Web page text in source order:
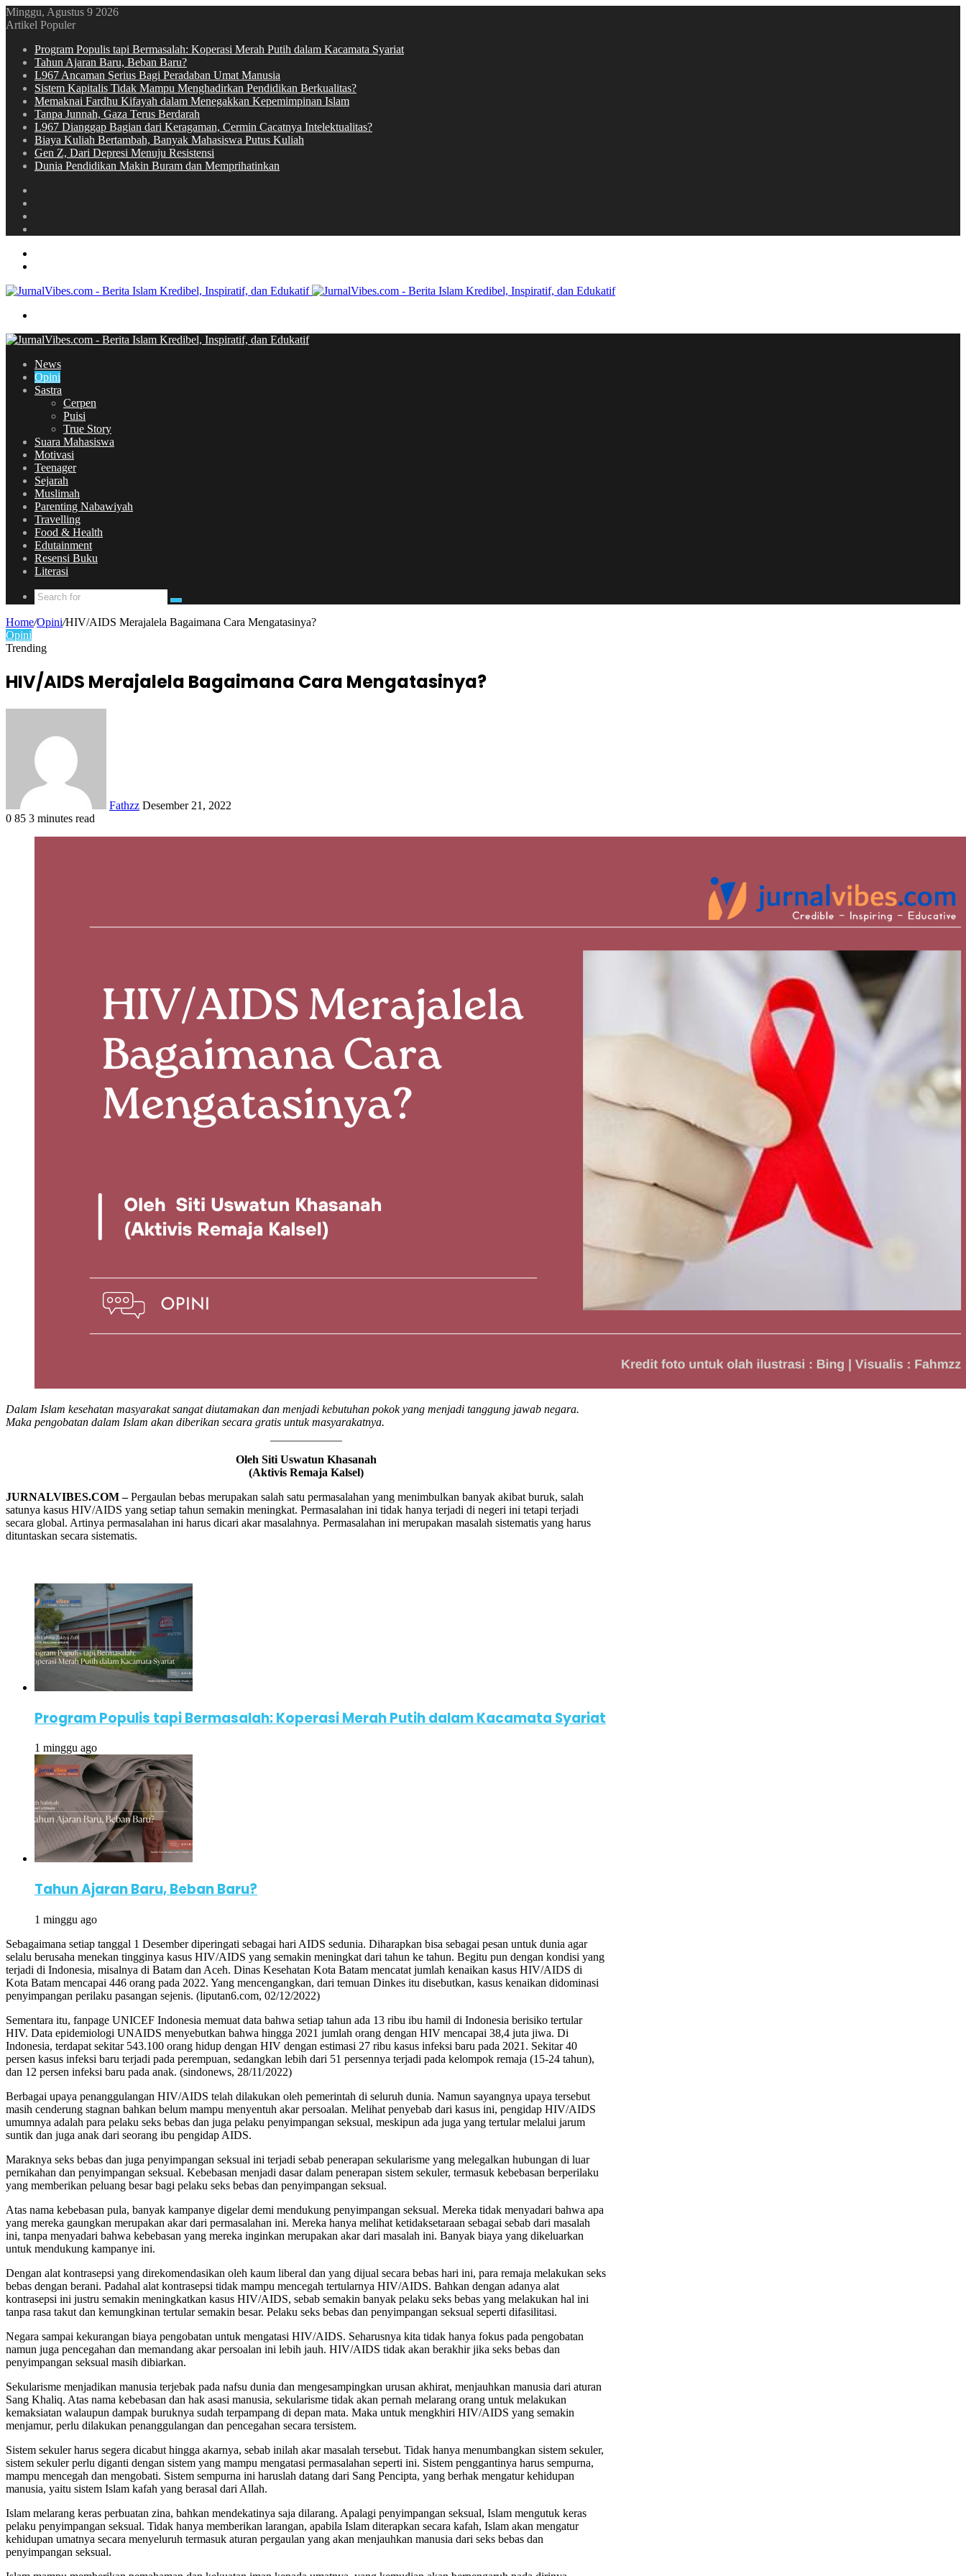
Minggu, Agustus 9 2026
Artikel Populer
Program Populis tapi Bermasalah: Koperasi Merah Putih dalam Kacamata Syariat
Tahun Ajaran Baru, Beban Baru?
L967 Ancaman Serius Bagi Peradaban Umat Manusia
Sistem Kapitalis Tidak Mampu Menghadirkan Pendidikan Berkualitas?
Memaknai Fardhu Kifayah dalam Menegakkan Kepemimpinan Islam
Tanpa Junnah, Gaza Terus Berdarah
L967 Dianggap Bagian dari Keragaman, Cermin Cacatnya Intelektualitas?
Biaya Kuliah Bertambah, Banyak Mahasiswa Putus Kuliah
Gen Z, Dari Depresi Menuju Resistensi
Dunia Pendidikan Makin Buram dan Memprihatinkan
News
Opini
Sastra
Cerpen
Puisi
True Story
Suara Mahasiswa
Motivasi
Teenager
Sejarah
Muslimah
Parenting Nabawiyah
Travelling
Food & Health
Edutainment
Resensi Buku
Literasi
Search
for
Home/Opini/HIV/AIDS Merajalela Bagaimana Cara Mengatasinya?
Opini
Trending
HIV/AIDS Merajalela Bagaimana Cara Mengatasinya?
Fathzz Desember 21, 2022
0 85 3 minutes read
Dalam Islam kesehatan masyarakat sangat diutamakan dan menjadi kebutuhan pokok yang menjadi tanggung jawab negara.
Maka pengobatan dalam Islam akan diberikan secara gratis untuk masyarakatnya.
Oleh Siti Uswatun Khasanah
(Aktivis Remaja Kalsel)
JURNALVIBES.COM –Pergaulan bebas merupakan salah satu permasalahan yang menimbulkan banyak akibat buruk, salah
satunya kasus HIV/AIDS yang setiap tahun semakin meningkat. Permasalahan ini tidak hanya terjadi di negeri ini tetapi terjadi
secara global. Artinya permasalahan ini harus dicari akar masalahnya. Permasalahan ini merupakan masalah sistematis yang harus
dituntaskan secara sistematis.
Program Populis tapi Bermasalah: Koperasi Merah Putih dalam Kacamata Syariat
1 minggu ago
Tahun Ajaran Baru, Beban Baru?
1 minggu ago
Sebagaimana setiap tanggal 1 Desember diperingati sebagai hari AIDS sedunia. Diharapkan bisa sebagai pesan untuk dunia agar
selalu berusaha menekan tingginya kasus HIV/AIDS yang semakin meningkat dari tahun ke tahun. Begitu pun dengan kondisi yang
terjadi di Indonesia, misalnya di Batam dan Aceh. Dinas Kesehatan Kota Batam mencatat jumlah kenaikan kasus HIV/AIDS di
Kota Batam mencapai 446 orang pada 2022. Yang mencengangkan, dari temuan Dinkes itu disebutkan, kasus kenaikan didominasi
penyimpangan perilaku pasangan sejenis. (liputan6.com, 02/12/2022)
Sementara itu, fanpage UNICEF Indonesia memuat data bahwa setiap tahun ada 13 ribu ibu hamil di Indonesia berisiko tertular
HIV. Data epidemiologi UNAIDS menyebutkan bahwa hingga 2021 jumlah orang dengan HIV mencapai 38,4 juta jiwa. Di
Indonesia, terdapat sekitar 543.100 orang hidup dengan HIV dengan estimasi 27 ribu kasus infeksi baru pada 2021. Sekitar 40
persen kasus infeksi baru terjadi pada perempuan, sedangkan lebih dari 51 persennya terjadi pada kelompok remaja (15-24 tahun),
dan 12 persen infeksi baru pada anak. (sindonews, 28/11/2022)
Berbagai upaya penanggulangan HIV/AIDS telah dilakukan oleh pemerintah di seluruh dunia. Namun sayangnya upaya tersebut
masih cenderung stagnan bahkan belum mampu menyentuh akar persoalan. Melihat penyebab dari kasus ini, pengidap HIV/AIDS
umumnya adalah para pelaku seks bebas dan juga pelaku penyimpangan seksual, meskipun ada juga yang tertular melalui jarum
suntik dan juga anak dari seorang ibu pengidap AIDS.
Maraknya seks bebas dan juga penyimpangan seksual ini terjadi sebab penerapan sekularisme yang melegalkan hubungan di luar
pernikahan dan penyimpangan seksual. Kebebasan menjadi dasar dalam penerapan sistem sekuler, termasuk kebebasan berperilaku
yang memberikan peluang besar bagi pelaku seks bebas dan penyimpangan seksual.
Atas nama kebebasan pula, banyak kampanye digelar demi mendukung penyimpangan seksual. Mereka tidak menyadari bahwa apa
yang mereka gaungkan merupakan akar dari permasalahan ini. Mereka hanya melihat ketidaksetaraan sebagai sebab dari masalah
ini, tanpa menyadari bahwa kebebasan yang mereka inginkan merupakan akar dari masalah ini. Banyak biaya yang dikeluarkan
untuk mendukung kampanye ini.
Dengan alat kontrasepsi yang direkomendasikan oleh kaum liberal dan yang dijual secara bebas hari ini, para remaja melakukan seks
bebas dengan berani. Padahal alat kontrasepsi tidak mampu mencegah tertularnya HIV/AIDS. Bahkan dengan adanya alat
kontrasepsi ini justru semakin meningkatkan kasus HIV/AIDS, sebab semakin banyak pelaku seks bebas yang melakukan hal ini
tanpa rasa takut dan kemungkinan tertular semakin besar. Pelaku seks bebas dan penyimpangan seksual seperti difasilitasi.
Negara sampai kekurangan biaya pengobatan untuk mengatasi HIV/AIDS. Seharusnya kita tidak hanya fokus pada pengobatan
namun juga pencegahan dan memandang akar persoalan ini lebih jauh. HIV/AIDS tidak akan berakhir jika seks bebas dan
penyimpangan seksual masih dibiarkan.
Sekularisme menjadikan manusia terjebak pada nafsu dunia dan mengesampingkan urusan akhirat, menjauhkan manusia dari aturan
Sang Khaliq. Atas nama kebebasan dan hak asasi manusia, sekularisme tidak akan pernah melarang orang untuk melakukan
kemaksiatan walaupun dampak buruknya sudah terpampang di depan mata. Maka untuk mengkhiri HIV/AIDS yang semakin
menjamur, perlu dilakukan penanggulangan dan pencegahan secara tersistem.
Sistem sekuler harus segera dicabut hingga akarnya, sebab inilah akar masalah tersebut. Tidak hanya menumbangkan sistem sekuler,
sistem sekuler perlu diganti dengan sistem yang mampu mengatasi permasalahan seperti ini. Sistem penggantinya harus sempurna,
mampu mencegah dan mengobati. Sistem sempurna ini haruslah datang dari Sang Pencipta, yang berhak mengatur kehidupan
manusia, yaitu sistem Islam kafah yang berasal dari Allah.
Islam melarang keras perbuatan zina, bahkan mendekatinya saja dilarang. Apalagi penyimpangan seksual, Islam mengutuk keras
pelaku penyimpangan seksual. Tidak hanya memberikan larangan, apabila Islam diterapkan secara kafah, Islam akan mengatur
kehidupan umatnya secara menyeluruh termasuk aturan pergaulan yang akan menjauhkan manusia dari seks bebas dan
penyimpangan seksual.